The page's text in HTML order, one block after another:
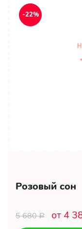
-22%
Розовый сон
5 680Р от 4